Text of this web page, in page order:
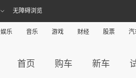
无障碍浏览
娱乐 音乐 游戏 财经 股票 汽
首页 购车 新车